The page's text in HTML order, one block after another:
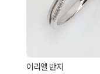
이리엘 반지